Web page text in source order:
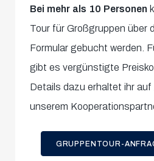
Bei mehr als 10 Personen
Tour für Großgruppen über
Formular gebucht werden.
gibt es vergünstigte
Details dazu erhaltet ihr auf
unserem
GRUPPENTOUR-